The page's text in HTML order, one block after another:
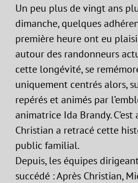
Un peu plus de vingt ans
dimanche, quelques
première heure ont eu
autour des randonneurs
cette longévité, se
uniquement centrés alors,
repérés et animés par
animatrice Ida Brandy.
Christian a retracé cette
public familial.
Depuis, les équipes
succédé : Après Christian,